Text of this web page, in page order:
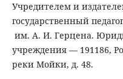
Учредителем и
государственный
им. А. И. Герцена.
учреждения — 191186,
реки Мойки, д. 48.